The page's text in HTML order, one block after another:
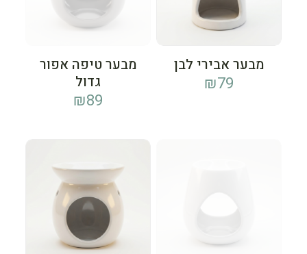
מבער אבירי לבן
₪79
מבער טיפה אפור
גדול
₪89